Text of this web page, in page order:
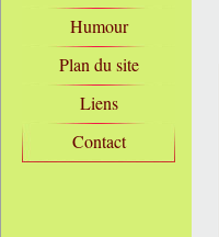
Humour
Plan du site
Liens
Contact